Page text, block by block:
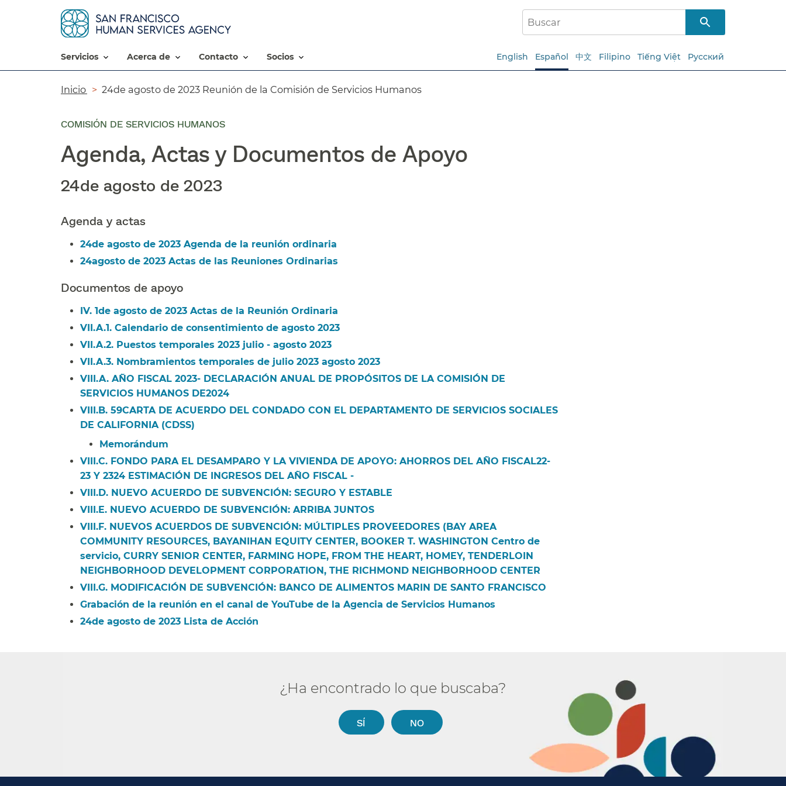
servicios​​ acerca de​​ contacto​​ socios​​ English Español 中文 Filipino Tiếng Việt Русский
Ruta
navegación​​
Inicio​​ 24de agosto de 2023 Reunión de la Comisión de Servicios Humanos​​
COMISIÓN DE SERVICIOS HUMANOS
Agenda, Actas y Documentos de Apoyo​​
24de agosto de 2023​​
Agenda y actas​​
24de agosto de 2023 Agenda de la reunión ordinaria​​
24agosto de 2023 Actas de las Reuniones Ordinarias​​
Documentos de apoyo​​
IV. 1de agosto de 2023 Actas de la Reunión Ordinaria​​
VII.A.1. Calendario de consentimiento de agosto 2023​​
VII.A.2. Puestos temporales 2023 julio - agosto 2023​​
VII.A.3. Nombramientos temporales de julio 2023 agosto 2023​​
VIII.A. AÑO FISCAL 2023- DECLARACIÓN ANUAL DE PROPÓSITOS DE LA COMISIÓN DE
SERVICIOS HUMANOS DE2024
VIII.B. 59CARTA DE ACUERDO DEL CONDADO CON EL DEPARTAMENTO DE SERVICIOS SOCIALES
DE CALIFORNIA (CDSS)
Memorándum​​
VIII.C. FONDO PARA EL DESAMPARO Y LA VIVIENDA DE APOYO: AHORROS DEL AÑO FISCAL22-
23 Y 2324 ESTIMACIÓN DE INGRESOS DEL AÑO FISCAL -
VIII.D. NUEVO ACUERDO DE SUBVENCIÓN: SEGURO Y ESTABLE​​
VIII.E. NUEVO ACUERDO DE SUBVENCIÓN: ARRIBA JUNTOS​​
VIII.F. NUEVOS ACUERDOS DE SUBVENCIÓN: MÚLTIPLES PROVEEDORES (BAY AREA
COMMUNITY RESOURCES, BAYANIHAN EQUITY CENTER, BOOKER T. WASHINGTON Centro de
servicio, CURRY SENIOR CENTER, FARMING HOPE, FROM THE HEART, HOMEY, TENDERLOIN
NEIGHBORHOOD DEVELOPMENT CORPORATION, THE RICHMOND NEIGHBORHOOD CENTER​​
VIII.G. MODIFICACIÓN DE SUBVENCIÓN: BANCO DE ALIMENTOS MARIN DE SANTO FRANCISCO​​
Grabación de la reunión en el canal de YouTube de la Agencia de Servicios Humanos​​
24de agosto de 2023 Lista de Acción​​
¿Ha encontrado lo que buscaba?​​
SÍ​​ NO​​